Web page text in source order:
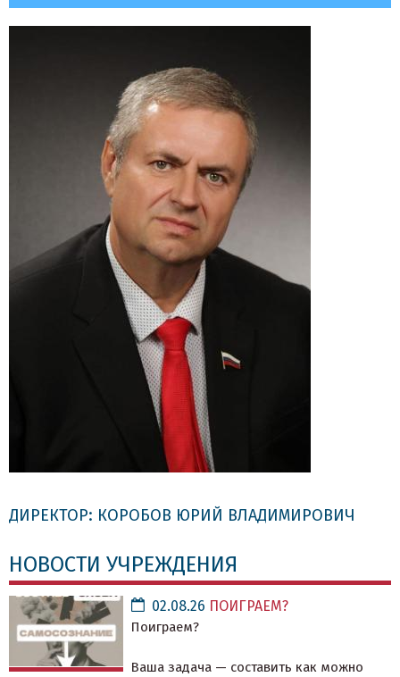
ДИРЕКТОР: КОРОБОВ ЮРИЙ ВЛАДИМИРОВИЧ
НОВОСТИ УЧРЕЖДЕНИЯ
02.08.26 ПОИГРАЕМ?
Поиграем?
Ваша задача — составить как можно